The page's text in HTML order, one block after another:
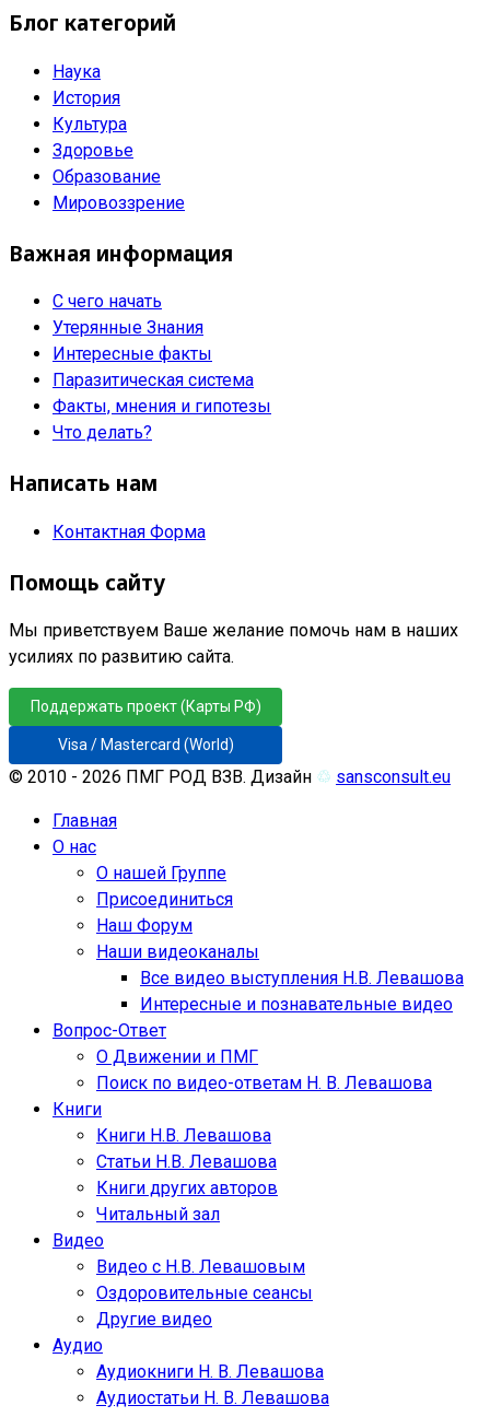
Блог категорий
Наука
История
Культура
Здоровье
Образование
Мировоззрение
Важная информация
С чего начать
Утерянные Знания
Интересные факты
Паразитическая система
Факты, мнения и гипотезы
Что делать?
Написать нам
Контактная Форма
Помощь сайту
Мы приветствуем Ваше желание помочь нам в наших
усилиях по развитию сайта.
Поддержать проект (Карты РФ)
Visa / Mastercard (World)
© 2010 - 2026 ПМГ РОД ВЗВ. Дизайн ♲ sansconsult.eu
Главная
О нас
О нашей Группе
Присоединиться
Наш Форум
Наши видеоканалы
Все видео выступления Н.В. Левашова
Интересные и познавательные видео
Вопрос-Ответ
О Движении и ПМГ
Поиск по видео-ответам Н. В. Левашова
Книги
Книги Н.В. Левашова
Статьи Н.В. Левашова
Книги других авторов
Читальный зал
Видео
Видео с Н.В. Левашовым
Оздоровительные сеансы
Другие видео
Аудио
Аудиокниги Н. В. Левашова
Аудиостатьи Н. В. Левашова